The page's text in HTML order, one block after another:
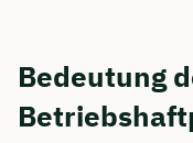
Bedeutung